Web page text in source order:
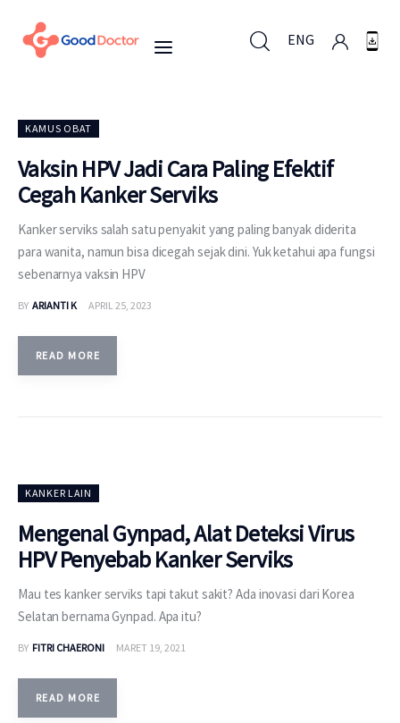
ENG
Untuk Bisnis
Untuk Anda
Berita
Layanan
KAMUS OBAT
Vaksin HPV Jadi Cara Paling Efektif
Cegah Kanker Serviks
Kanker serviks salah satu penyakit yang paling banyak diderita
para wanita, namun bisa dicegah sejak dini. Yuk ketahui apa fungsi
sebenarnya vaksin HPV
BY ARIANTI K APRIL 25, 2023
READ MORE
KANKER LAIN
Mengenal Gynpad, Alat Deteksi Virus
HPV Penyebab Kanker Serviks
Mau tes kanker serviks tapi takut sakit? Ada inovasi dari Korea
Selatan bernama Gynpad. Apa itu?
BY FITRI CHAERONI MARET 19, 2021
READ MORE